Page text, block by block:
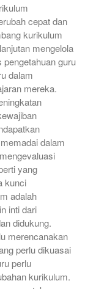
cepat dan
kurikulum
mengelola
guru
dalam
mereka.
dalam
yang
kunci
adalah
inti dari
didukung.
merencanakan
perlu dikuasai
perlu
kurikulum.